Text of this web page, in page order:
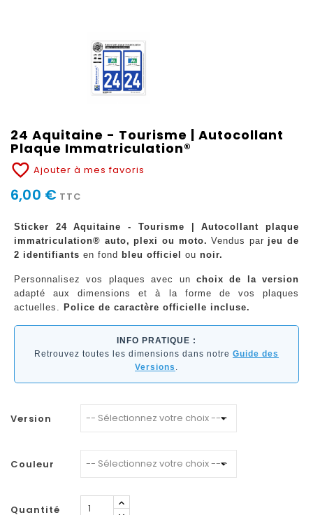
24 Aquitaine - Tourisme | Autocollant
Plaque Immatriculation®
favorite_border Ajouter à mes favoris
6,00 € TTC
Sticker 24 Aquitaine - Tourisme | Autocollant plaque
immatriculation® auto, plexi ou moto. Vendus par jeu de
2 identifiants en fond bleu officiel ou noir.
Personnalisez vos plaques avec un choix de la version
adapté aux dimensions et à la forme de vos plaques
actuelles. Police de caractère officielle incluse.
INFO PRATIQUE :
Retrouvez toutes les dimensions dans notre Guide des
Versions .
Version
Couleur
Quantité